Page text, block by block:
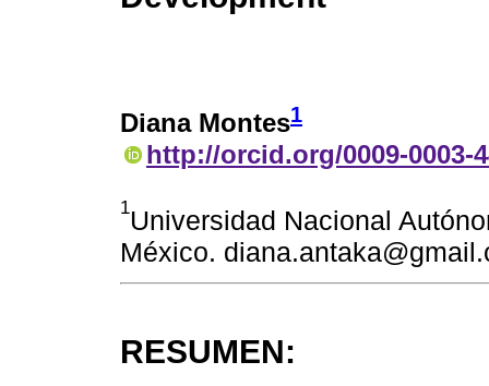
Diana Montes1
http://orcid.org/0009-0003-
1Universidad Nacional
México.
RESUMEN: